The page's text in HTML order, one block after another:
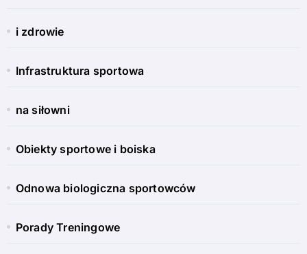
i zdrowie
Infrastruktura sportowa
na siłowni
Obiekty sportowe i boiska
Odnowa biologiczna sportowców
Porady Treningowe